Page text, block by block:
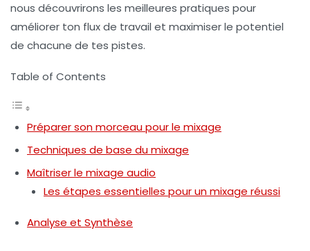
nous découvrirons les meilleures pratiques pour
améliorer ton flux de travail et maximiser le potentiel
de chacune de tes pistes.
Table of Contents
Préparer son morceau pour le mixage
Techniques de base du mixage
Maîtriser le mixage audio
Les étapes essentielles pour un mixage réussi
Analyse et Synthèse